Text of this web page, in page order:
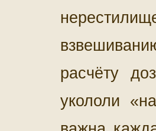
расчёту
укололи